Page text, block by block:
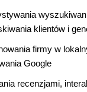
klientów i
firmy w
Google
recenzjami,